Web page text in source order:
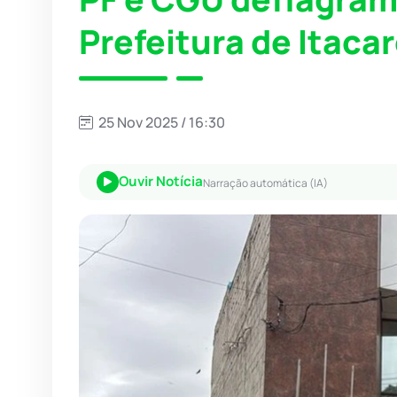
Prefeitura de
25 Nov 2025 / 16:30
Ouvir NotíciaNarração automática (IA)